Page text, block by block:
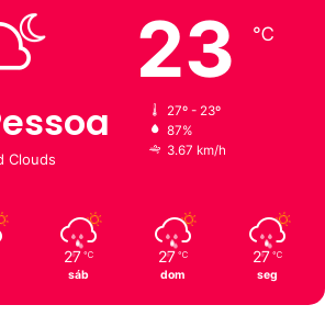
Clouds
23 ℃
27º - 23º
87%
3.67 km/h
27 ℃
sáb
27 ℃
dom
27 ℃
seg